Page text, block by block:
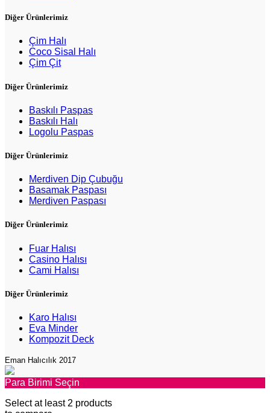
Diğer Ürünlerimiz
Çim Halı
Coco Sisal Halı
Çim Çit
Diğer Ürünlerimiz
Baskılı Paspas
Baskılı Halı
Logolu Paspas
Diğer Ürünlerimiz
Merdiven Dip Çubuğu
Basamak Paspası
Merdiven Paspası
Diğer Ürünlerimiz
Fuar Halısı
Casino Halısı
Cami Halısı
Diğer Ürünlerimiz
Karo Halısı
Eva Minder
Kompozit Deck
Eman Halıcılık 2017
Para Birimi Seçin
Select at least 2 products